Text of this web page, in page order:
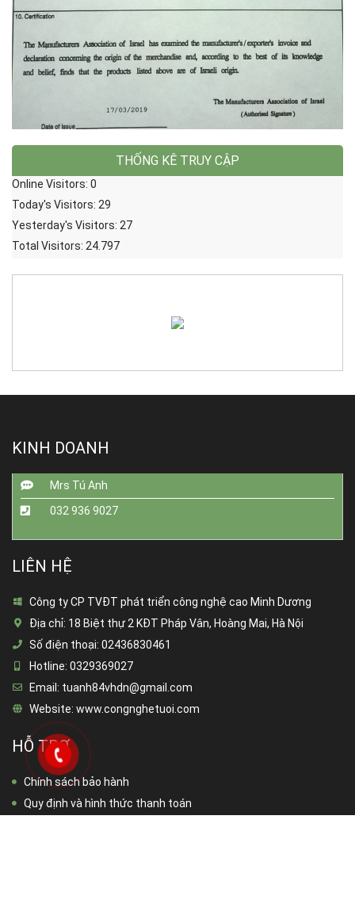
THỐNG KÊ TRUY CẬP
Online Visitors: 0
Today's Visitors: 29
Yesterday's Visitors: 27
Total Visitors: 24.797
KINH DOANH
Mrs Tú Anh
032 936 9027
LIÊN HỆ
Công ty CP TVĐT phát triển công nghệ cao Minh Dương
Địa chỉ: 18 Biệt thự 2 KĐT Pháp Vân, Hoàng Mai, Hà Nội
Số điện thoại: 02436830461
Hotline: 0329369027
Email: tuanh84vhdn@gmail.com
Website: www.congnghetuoi.com
HỖ TRỢ
Chính sách bảo hành
Quy định và hình thức thanh toán